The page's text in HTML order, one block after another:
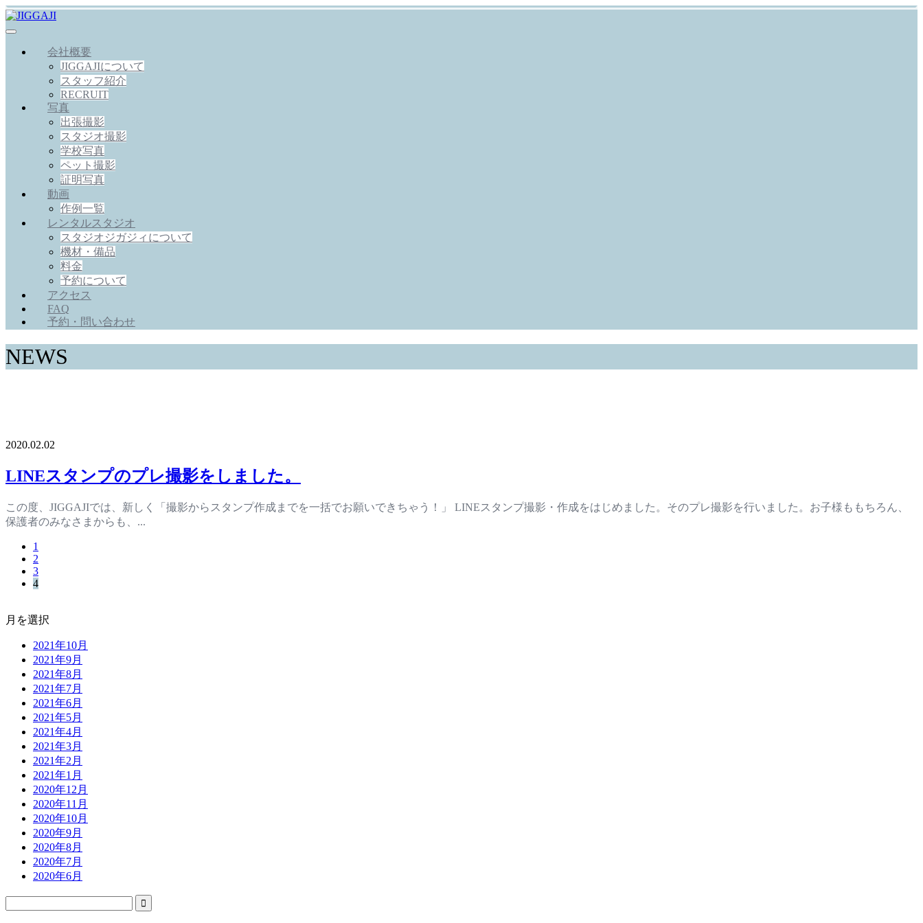
会社概要
JIGGAJIについて
スタッフ紹介
RECRUIT
写真
出張撮影
スタジオ撮影
学校写真
ペット撮影
証明写真
動画
作例一覧
レンタルスタジオ
スタジオジガジィについて
機材・備品
料金
予約について
アクセス
FAQ
予約・問い合わせ
NEWS
2020.02.02
LINEスタンプのプレ撮影をしました。
この度、JIGGAJIでは、新しく「撮影からスタンプ作成までを一括でお願いできちゃう！」 LINEスタンプ撮影・作成をはじめました。そのプレ撮影を行いました。お子様ももちろん、
保護者のみなさまからも、...
1
2
3
4
月を選択
2021年10月
2021年9月
2021年8月
2021年7月
2021年6月
2021年5月
2021年4月
2021年3月
2021年2月
2021年1月
2020年12月
2020年11月
2020年10月
2020年9月
2020年8月
2020年7月
2020年6月